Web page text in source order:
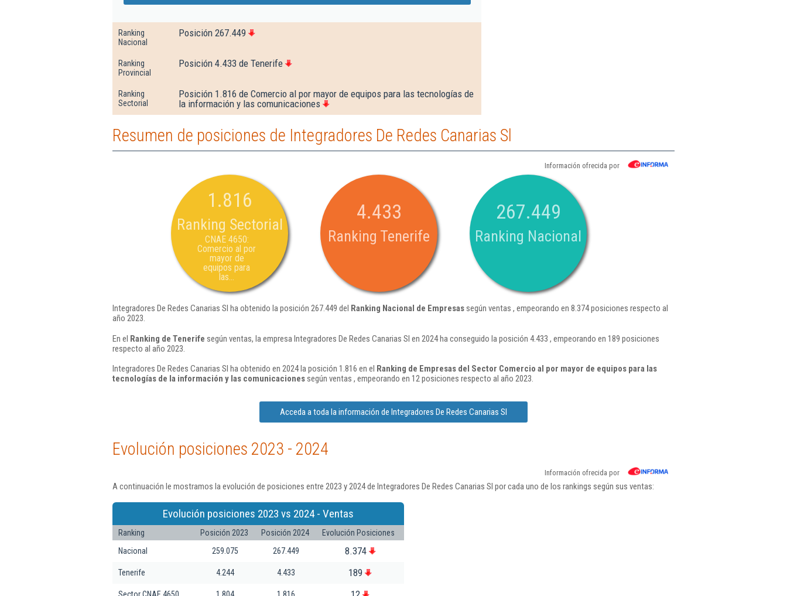
Ranking
Nacional
Posición 267.449
Ranking
Provincial
Posición 4.433 de Tenerife
Ranking
Sectorial
Posición 1.816 de Comercio al por mayor de equipos para las tecnologías de
la información y las comunicaciones
Resumen de posiciones de Integradores De Redes Canarias Sl
Información ofrecida por
1.816
Ranking Sectorial
CNAE 4650:
Comercio al por
mayor de
equipos para
las...
4.433
Ranking Tenerife
267.449
Ranking Nacional
Integradores De Redes Canarias Sl ha obtenido la posición 267.449 del Ranking Nacional de Empresassegún ventas , empeorando en 8.374 posiciones respecto al
año 2023.
En el Ranking de Tenerife según ventas, la empresa Integradores De Redes Canarias Sl en 2024 ha conseguido la posición 4.433 , empeorando en 189 posiciones
respecto al año 2023.
Integradores De Redes Canarias Sl ha obtenido en 2024 la posición 1.816 en el Ranking de Empresas del Sector Comercio al por mayor de equipos para las
tecnologías de la información y las comunicacionessegún ventas , empeorando en 12 posiciones respecto al año 2023.
Acceda a toda la información de Integradores De Redes Canarias Sl
Evolución posiciones 2023 - 2024
Información ofrecida por
A continuación le mostramos la evolución de posiciones entre 2023 y 2024 de Integradores De Redes Canarias Sl por cada uno de los rankings según sus ventas:
Evolución posiciones 2023 vs 2024 - Ventas
Ranking Posición 2023 Posición 2024
Evolución Posiciones
Nacional
259.075 267.449 8.374
Tenerife 4.244 4.433 189
Sector CNAE 4650 1.804 1.816